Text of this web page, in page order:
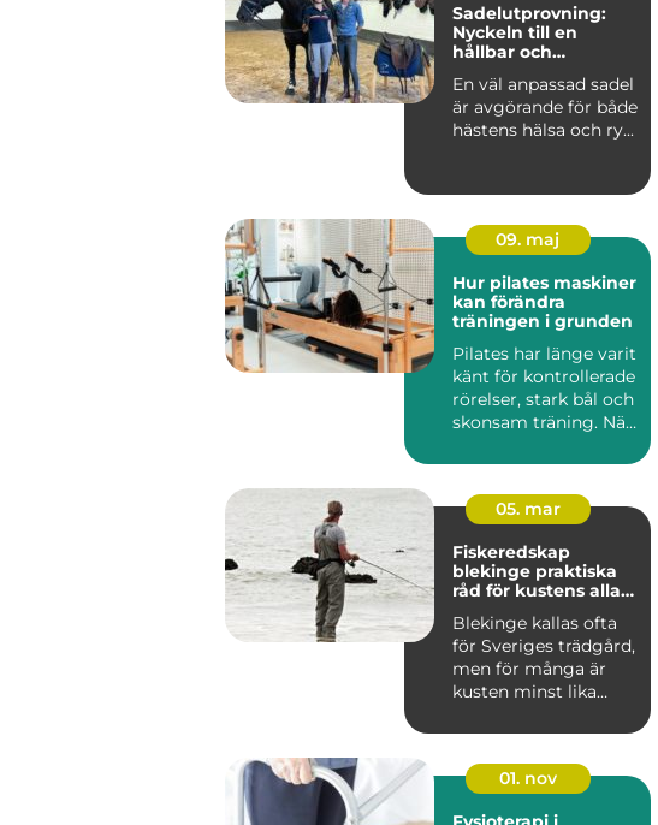
Sadelutprovning:
Nyckeln till en
hållbar och
En väl anpassad sadel
är avgörande för både
hästens hälsa och ry...
09. maj
Hur pilates maskiner
kan förändra
träningen i grunden
Pilates har länge varit
känt för kontrollerade
rörelser, stark bål och
skonsam träning. När
05. mar
Fiskeredskap
blekinge praktiska
råd för kustens alla
Blekinge kallas ofta
för Sveriges trädgård,
men för många är
kusten minst lika
m...
01. nov